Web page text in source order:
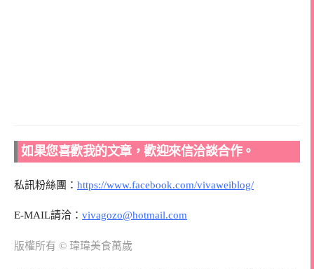
如果您喜歡我的文章，歡迎來信洽談合作。
私訊粉絲團： https://www.facebook.com/vivaweiblog/
E-MAIL請洽： vivagozo@hotmail.com
版權所有 © 瑋瑋美食萬歲